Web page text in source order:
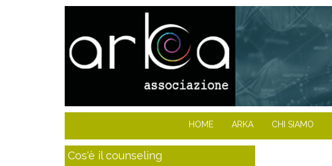
HOME ARKA CHI SIAMO
Cos'è il counseling